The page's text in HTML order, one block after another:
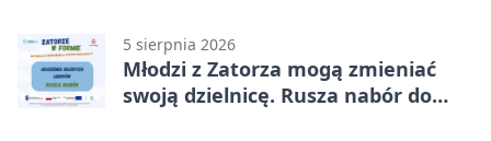
5 sierpnia 2026
Młodzi z Zatorza mogą zmieniać
swoją dzielnicę. Rusza nabór do